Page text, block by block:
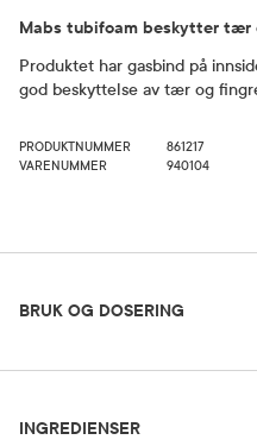
Mabs tubifoam beskytter tær
Produktet har gasbind på
god beskyttelse av tær og
PRODUKTNUMMER
861217
VARENUMMER
940104
BRUK OG DOSERING
Rom (15-25 grader)
INGREDIENSER